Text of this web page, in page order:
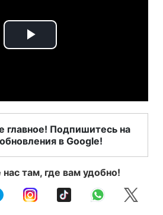
Play
главное! Подпишитесь на
в Google!
там, где вам удобно!